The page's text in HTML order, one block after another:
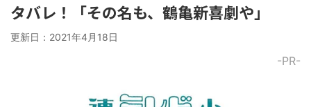
タバレ！「その名も、鶴亀新喜劇や」
更新日： 2021年4月18日
-PR-